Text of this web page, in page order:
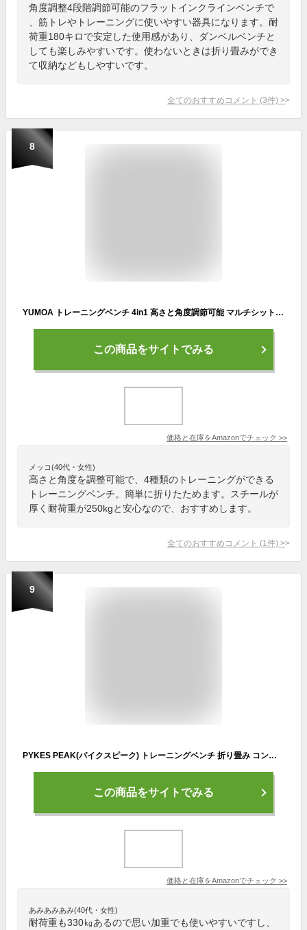
角度調整4段階調節可能のフラットインクラインベンチで
、筋トレやトレーニングに使いやすい器具になります。耐
荷重180キロで安定した使用感があり、ダンベルベンチと
しても楽しみやすいです。使わないときは折り畳みができ
て収納などもしやすいです。
全てのおすすめコメント (3件) >
8
YUMOA トレーニングベンチ 4in1 高さと角度調節可能 マルチシットアップベンチ 折り畳み フラットベンチ 腹筋 背筋 ダンベル ベンチ 家庭用 耐荷重250KG（多機能）
この商品をサイトでみる
価格と在庫をAmazonでチェック >>
メッコ(40代・女性)
高さと角度を調整可能で、4種類のトレーニングができる
トレーニングベンチ。簡単に折りたためます。スチールが
厚く耐荷重が250kgと安心なので、おすすめします。
全てのおすすめコメント (1 件) >
9
PYKES PEAK(パイクスピーク) トレーニングベンチ 折り畳み コンパクト 角度調整 耐荷重330kg インクラインベンチ デクラインベンチ ダンベル ベンチ 筋トレ 胸筋 腹筋 背筋 宅トレ ウエイトトレーニング レッド
この商品をサイトでみる
価格と在庫をAmazonでチェック >>
あみあみあみ(40代・女性)
耐荷重も330㎏あるので思い加重でも使いやすいですし、